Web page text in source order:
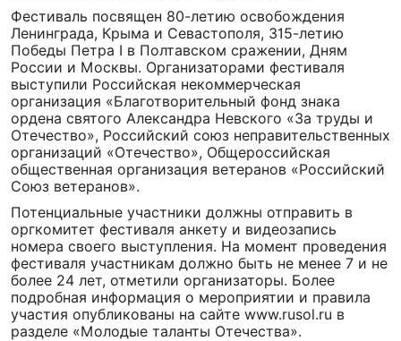
Фестиваль посвящен 80-летию освобождения
Ленинграда, Крыма и Севастополя, 315-летию
Победы Петра I в Полтавском сражении, Дням
России и Москвы. Организаторами фестиваля
выступили Российская некоммерческая
организация «Благотворительный фонд знака
ордена святого Александра Невского «За труды и
Отечество», Российский союз неправительственных
организаций «Отечество», Общероссийская
общественная организация ветеранов «Российский
Союз ветеранов».
Потенциальные участники должны отправить в
оргкомитет фестиваля анкету и видеозапись
номера своего выступления. На момент проведения
фестиваля участникам должно быть не менее 7 и не
более 24 лет, отметили организаторы. Более
подробная информация о мероприятии и правила
участия опубликованы на сайте www.rusol.ru в
разделе «Молодые таланты Отечества».